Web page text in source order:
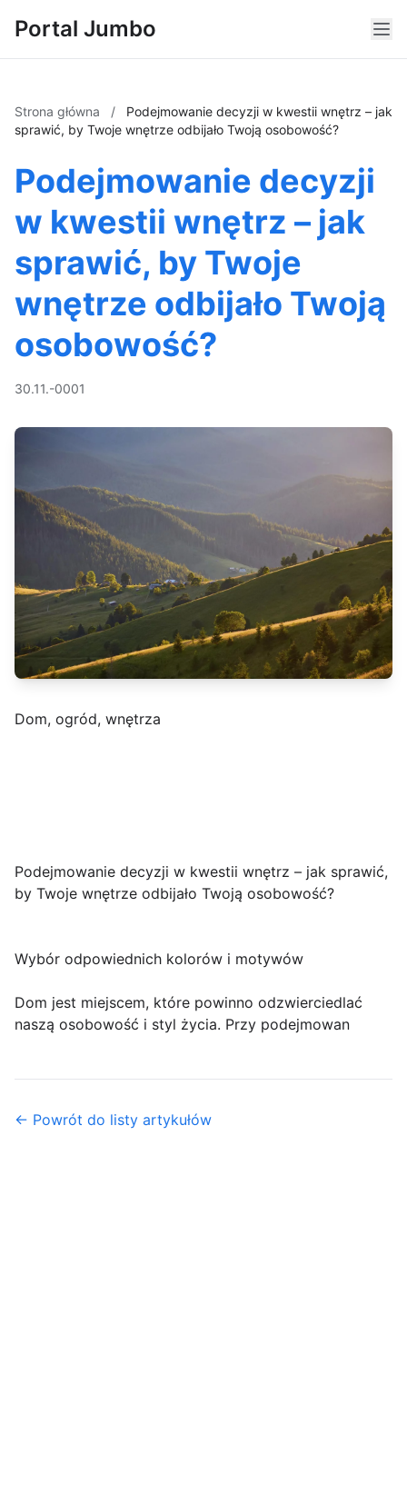
Portal Jumbo
Strona główna /
Podejmowanie decyzji w kwestii wnętrz – jak
sprawić, by Twoje wnętrze odbijało Twoją osobowość?
Podejmowanie decyzji
w kwestii wnętrz – jak
sprawić, by Twoje
wnętrze odbijało Twoją
osobowość?
30.11.-0001
Dom, ogród, wnętrza
Podejmowanie decyzji w kwestii wnętrz – jak sprawić,
by Twoje wnętrze odbijało Twoją osobowość?
Wybór odpowiednich kolorów i motywów
Dom jest miejscem, które powinno odzwierciedlać
naszą osobowość i styl życia. Przy podejmowan
← Powrót do listy artykułów